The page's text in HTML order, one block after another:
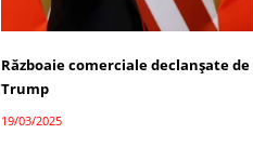
Războaie comerciale declanșate de
Trump
19/03/2025